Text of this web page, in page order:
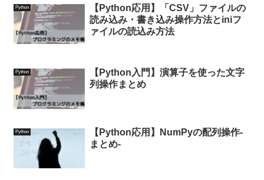
Python
【Python応用】「CSV」ファイルの
読み込み・書き込み操作方法とiniフ
ァイルの読込み方法
Python
【Python入門】演算子を使った文字
列操作まとめ
Python
【Python応用】NumPyの配列操作-
まとめ-